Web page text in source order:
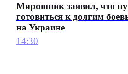
Мирошник заявил, что
готовиться к долгим
на Украине
14:30